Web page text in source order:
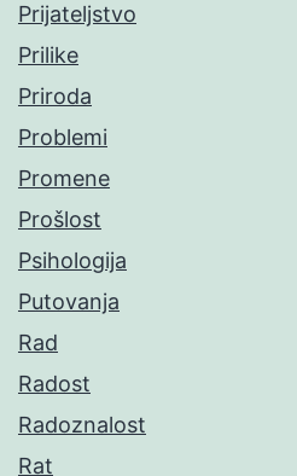
Prijateljstvo
Prilike
Priroda
Problemi
Promene
Prošlost
Psihologija
Putovanja
Rad
Radost
Radoznalost
Rat